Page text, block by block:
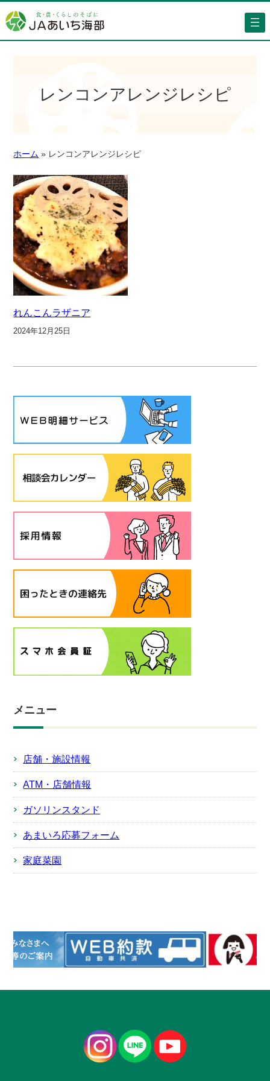
レンコンアレンジレシピ
ホーム » レンコンアレンジレシピ
れんこんラザニア
2024年12月25日
メニュー
店舗・施設情報
ATM・店舗情報
ガソリンスタンド
あまいろ応募フォーム
家庭菜園